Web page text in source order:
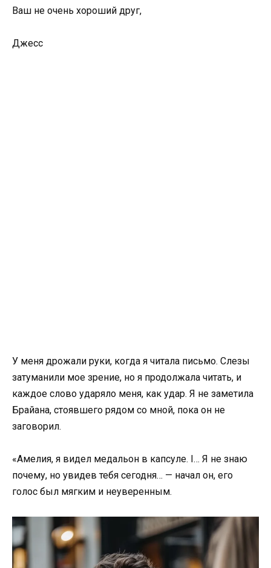
Ваш не очень хороший друг,
Джесс
У меня дрожали руки, когда я читала письмо. Слезы
затуманили мое зрение, но я продолжала читать, и
каждое слово ударяло меня, как удар. Я не заметила
Брайана, стоявшего рядом со мной, пока он не
заговорил.
«Амелия, я видел медальон в капсуле. I… Я не знаю
почему, но увидев тебя сегодня… — начал он, его
голос был мягким и неуверенным.